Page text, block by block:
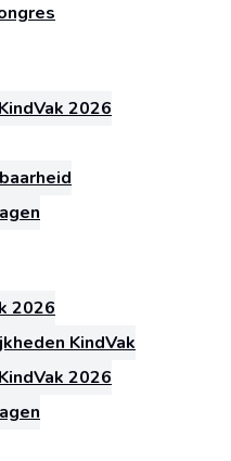
2026
2026
KindVak
2026